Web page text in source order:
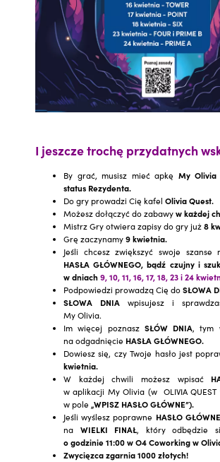
I jeszcze trochę przydatnych
By grać, musisz mieć apkę My Olivia
status Rezydenta.
Do gry prowadzi Cię kafel Olivia Quest.
Możesz dołączyć do zabawyw każdej
Mistrz Gry otwiera zapisy do gry już8
Grę zaczynamy9 kwietnia.
Jeśli chcesz zwiększyć swoje szanse
HASŁA GŁÓWNEGO, bądź czujny i
w dniach 9, 10, 11, 16, 17, 18, 23 i 24
Podpowiedzi prowadzą Cię doSŁOWA
SŁOWA DNIA wpisujesz i
My Olivia.
Im więcej poznasz SŁÓW DNIA, tym
na odgadnięcie HASŁA GŁÓWNEGO.
Dowiesz się, czy Twoje hasło jest
kwietnia.
W każdej chwili możesz wpisać
w aplikacji My Olivia (w OLIVIA QUEST
w pole „WPISZ HASŁO GŁÓWNE”).
Jeśli wyślesz poprawne HASŁO
na WIELKI FINAŁ, który odbędzie
o godzinie 11:00 w O4 Coworking w
Zwycięzca zgarnia 1000 złotych!